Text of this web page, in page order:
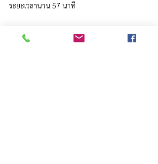
ระยะเวลานาน 57 นาที
Astronomy Lunar Eclipse Space Event